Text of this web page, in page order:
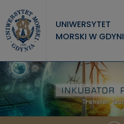
UNIWERSYTET
MORSKI W GDYNI
UNIWERSYTET
STUDIA
NAUKA